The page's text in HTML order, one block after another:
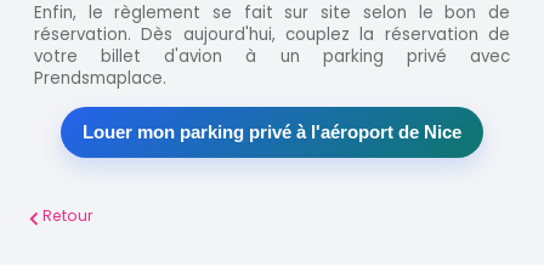
Enfin, le règlement se fait sur site selon le bon de
réservation. Dès aujourd'hui, couplez la réservation de
votre billet d'avion à un parking privé avec
Prendsmaplace.
Louer mon parking privé à l'aéroport de Nice
Retour